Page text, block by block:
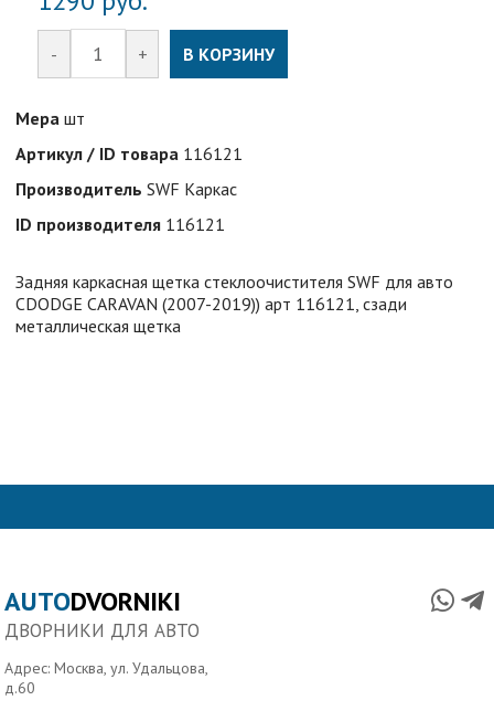
- + В КОРЗИНУ
Мера шт
Артикул / ID товара 116121
Производитель SWF Каркас
ID производителя 116121
Задняя каркасная щетка стеклоочистителя SWF для авто
CDODGE CARAVAN (2007-2019)) арт 116121, сзади
металлическая щетка
AUTODVORNIKI
ДВОРНИКИ ДЛЯ АВТО
Адрес: Москва, ул. Удальцова,
д.60